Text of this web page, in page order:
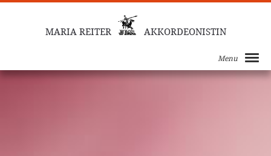
MARIA REITER AKKORDEONISTIN
Menu